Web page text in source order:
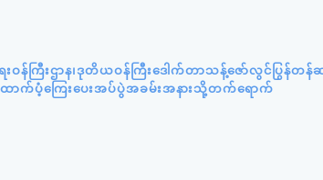
ဝန်ကြီးဌာန၊ဒုတိယဝန်ကြီးဒေါက်တာသန့်ဇော်လွင်ပြွန်တ
ထောက်ပံ့ကြေးပေးအပ်ပွဲအခမ်းအနားသို့တက်ရောက်